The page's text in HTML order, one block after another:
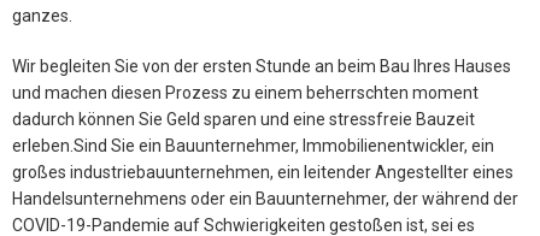
ganzes.
Wir begleiten Sie von der ersten Stunde an beim Bau Ihres Hauses
und machen diesen Prozess zu einem beherrschten moment
dadurch können Sie Geld sparen und eine stressfreie Bauzeit
erleben.Sind Sie ein Bauunternehmer, Immobilienentwickler, ein
großes industriebauunternehmen, ein leitender Angestellter eines
Handelsunternehmens oder ein Bauunternehmer, der während der
COVID-19-Pandemie auf Schwierigkeiten gestoßen ist, sei es